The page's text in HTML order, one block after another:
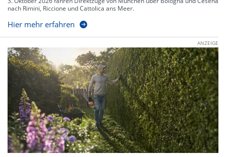
nach Rimini, Riccione und Cattolica ans Meer.
Hier mehr erfahren
ANZEIGE